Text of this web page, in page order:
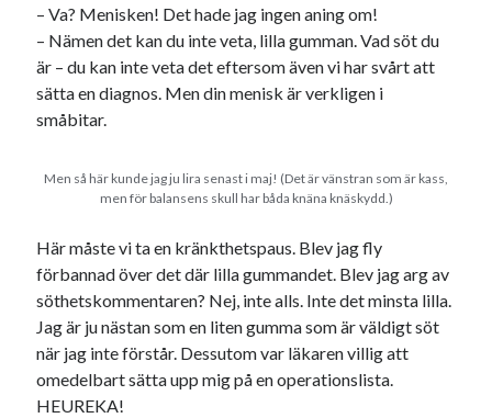
Kategorier
Kategorier
Etiketter
#blogg100 allmänbildning
barnen basket bil corona
död England fest film fotboll
historia hotell jobb
– Va? Menisken! Det hade jag ingen aning om!
– Nämen det kan du inte veta, lilla gumman. Vad söt du
är – du kan inte veta det eftersom även vi har svårt att
sätta en diagnos. Men din menisk är verkligen i
småbitar.
Men så här kunde jag ju lira senast i maj! (Det är vänstran som är kass,
men för balansens skull har båda knäna knäskydd.)
Här måste vi ta en kränkthetspaus. Blev jag fly
förbannad över det där lilla gummandet. Blev jag arg av
söthetskommentaren? Nej, inte alls. Inte det minsta lilla.
Jag är ju nästan som en liten gumma som är väldigt söt
när jag inte förstår. Dessutom var läkaren villig att
omedelbart sätta upp mig på en operationslista.
HEUREKA!